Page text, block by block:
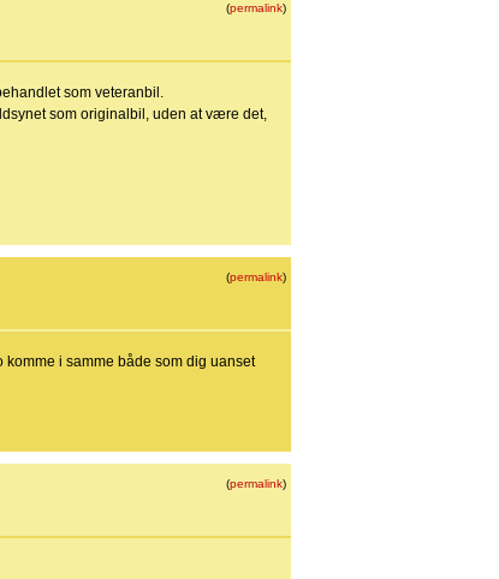
(permalink)
som veteranbil.
som originalbil, uden at være det,
(permalink)
i samme både som dig uanset
(permalink)